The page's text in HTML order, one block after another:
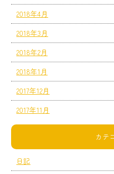
2018年4月
2018年3月
2018年2月
2018年1月
2017年12月
2017年11月
カテ
日記